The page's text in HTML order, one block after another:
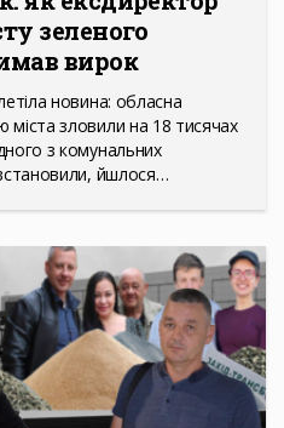
зеленого
вирок
новина: обласна
зловили на 18 тисячах
з комунальних
йшлося…